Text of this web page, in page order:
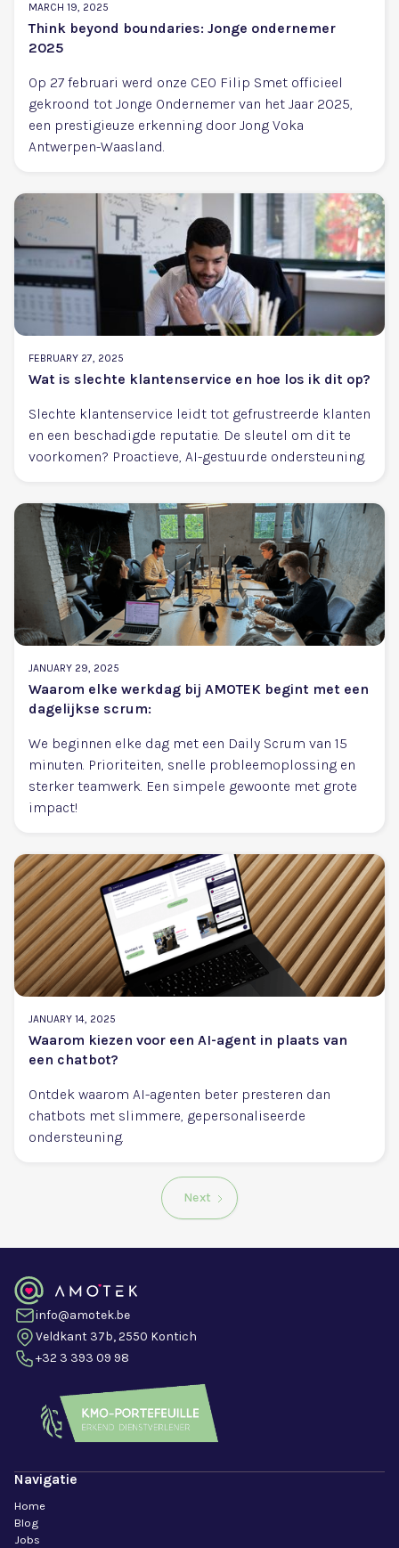
MARCH 19, 2025
Think beyond boundaries: Jonge ondernemer
2025
Op 27 februari werd onze CEO Filip Smet officieel
gekroond tot Jonge Ondernemer van het Jaar 2025,
een prestigieuze erkenning door Jong Voka
Antwerpen-Waasland.
FEBRUARY 27, 2025
Wat is slechte klantenservice en hoe los ik dit op?
Slechte klantenservice leidt tot gefrustreerde klanten
en een beschadigde reputatie. De sleutel om dit te
voorkomen? Proactieve, AI-gestuurde ondersteuning.
JANUARY 29, 2025
Waarom elke werkdag bij AMOTEK begint met een
dagelijkse scrum:
We beginnen elke dag met een Daily Scrum van 15
minuten. Prioriteiten, snelle probleemoplossing en
sterker teamwerk. Een simpele gewoonte met grote
impact!
JANUARY 14, 2025
Waarom kiezen voor een AI-agent in plaats van
een chatbot?
Ontdek waarom AI-agenten beter presteren dan
chatbots met slimmere, gepersonaliseerde
ondersteuning.
Next
info@amotek.be
Veldkant 37b, 2550 Kontich
+32 3 393 09 98
Navigatie
Home
Blog
Jobs